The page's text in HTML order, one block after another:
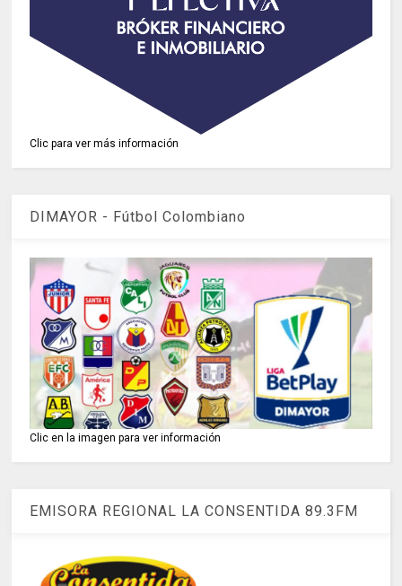
Clic para ver más información
DIMAYOR - Fútbol Colombiano
Clic en la imagen para ver información
EMISORA REGIONAL LA CONSENTIDA 89.3FM